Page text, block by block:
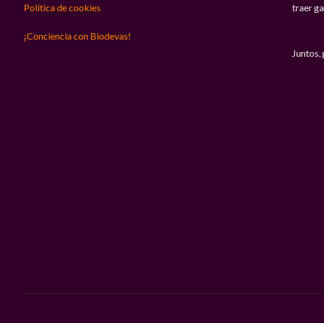
Política de cookies
¡Conciencia con Biodevas!
traer
Juntos,